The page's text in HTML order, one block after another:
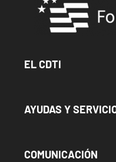
Menu Footer Cdti
EL CDTI
Menu Footer Ayudas y
AYUDAS Y
Menu Footer
COMUNICACIÓN